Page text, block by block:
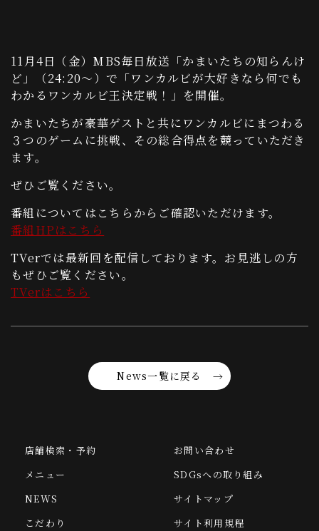
11月4日（金）MBS毎日放送「かまいたちの知らんけ
ど」（24:20～）で「ワンカルビが大好きなら何でも
わかるワンカルビ王決定戦！」を開催。
かまいたちが豪華ゲストと共にワンカルビにまつわる
３つのゲームに挑戦、その総合得点を競っていただき
ます。
ぜひご覧ください。
番組についてはこちらからご確認いただけます。
番組HPはこちら
TVerでは最新回を配信しております。お見逃しの方
もぜひご覧ください。
TVerはこちら
News一覧に戻る
店舗検索・予約
メニュー
NEWS
こだわり
お問い合わせ
SDGsへの取り組み
サイトマップ
サイト利用規程